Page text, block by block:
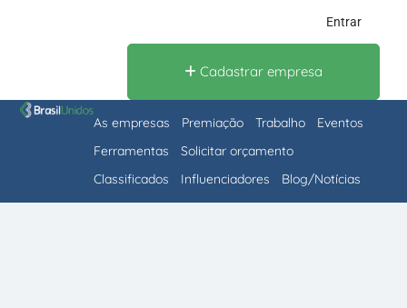
Entrar
Cadastrar empresa
As empresas Premiação Trabalho
Eventos
Ferramentas
Solicitar orçamento
Classificados
Influenciadores Blog/Notícias